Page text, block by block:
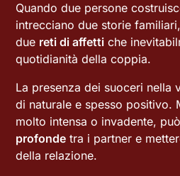
Quando due persone
intrecciano due storie
due reti di affetti che
quotidianità della coppia.
La presenza dei suoceri nella
di naturale e spesso positivo.
molto intensa o invadente,
profonde tra i partner e
della relazione.